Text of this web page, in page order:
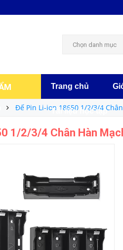
Chọn danh mục
Trang chủ
Tài liệu học tập
Đế Pin Li-ion 18650 1/2/3/4
1/2/3/4 Chân Hàn
2/3/4 Chân Hàn Mạch PCB